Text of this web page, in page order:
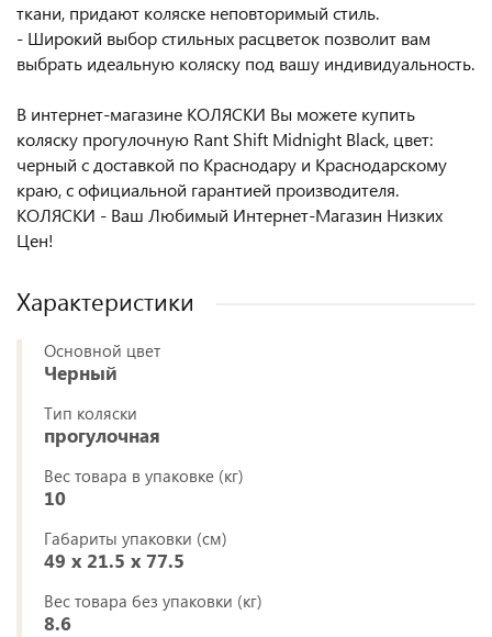
ткани, придают коляске неповторимый стиль.
- Широкий выбор стильных расцветок позволит вам
выбрать идеальную коляску под вашу индивидуальность.
В интернет-магазине КОЛЯСКИ Вы можете купить
коляску прогулочную Rant Shift Midnight Black, цвет:
черный с доставкой по Краснодару и Краснодарскому
краю, с официальной гарантией производителя.
КОЛЯСКИ - Ваш Любимый Интернет-Магазин Низких
Цен!
Характеристики
Основной цвет
Черный
Тип коляски
прогулочная
Вес товара в упаковке (кг)
10
Габариты упаковки (см)
49 x 21.5 x 77.5
Вес товара без упаковки (кг)
8.6